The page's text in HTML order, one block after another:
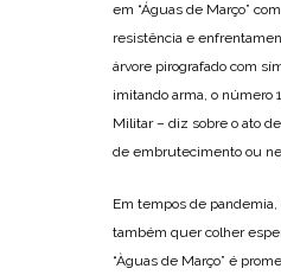
em “Águas de Março”
resistência e
árvore pirografado com
imitando arma, o número
Militar – diz sobre o ato
de embrutecimento ou
Em tempos de
também quer colher
“Àguas de Março” é